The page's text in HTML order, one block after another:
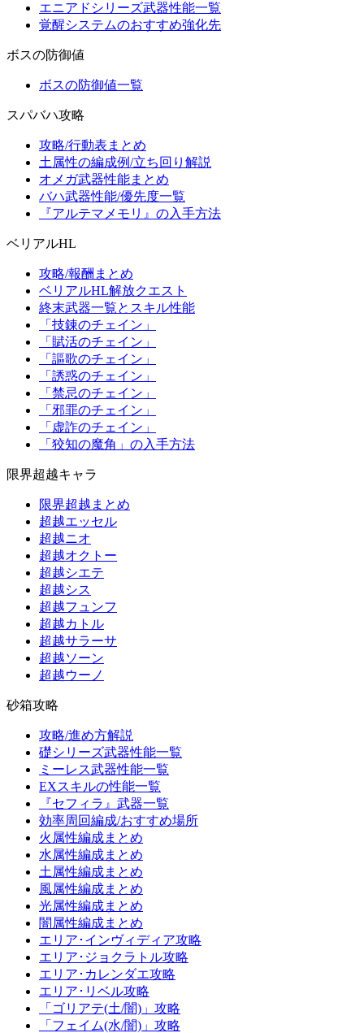
エニアドシリーズ武器性能一覧
覚醒システムのおすすめ強化先
ボスの防御値
ボスの防御値一覧
スパバハ攻略
攻略/行動表まとめ
土属性の編成例/立ち回り解説
オメガ武器性能まとめ
バハ武器性能/優先度一覧
『アルテマメモリ』の入手方法
ベリアルHL
攻略/報酬まとめ
ベリアルHL解放クエスト
終末武器一覧とスキル性能
「技錬のチェイン」
「賦活のチェイン」
「謳歌のチェイン」
「誘惑のチェイン」
「禁忌のチェイン」
「邪罪のチェイン」
「虚詐のチェイン」
「狡知の魔角」の入手方法
限界超越キャラ
限界超越まとめ
超越エッセル
超越ニオ
超越オクトー
超越シエテ
超越シス
超越フュンフ
超越カトル
超越サラーサ
超越ソーン
超越ウーノ
砂箱攻略
攻略/進め方解説
礎シリーズ武器性能一覧
ミーレス武器性能一覧
EXスキルの性能一覧
『セフィラ』武器一覧
効率周回編成/おすすめ場所
火属性編成まとめ
水属性編成まとめ
土属性編成まとめ
風属性編成まとめ
光属性編成まとめ
闇属性編成まとめ
エリア･インヴィディア攻略
エリア･ジョクラトル攻略
エリア･カレンダエ攻略
エリア･リベル攻略
「ゴリアテ(土/闇)」攻略
「フェイム(水/闇)」攻略